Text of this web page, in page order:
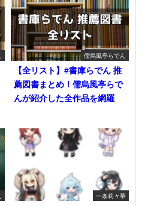
儒烏風亭らでん
【全リスト】#書庫らでん 推
薦図書まとめ！儒烏風亭らで
んが紹介した全作品を網羅
一条莉々華